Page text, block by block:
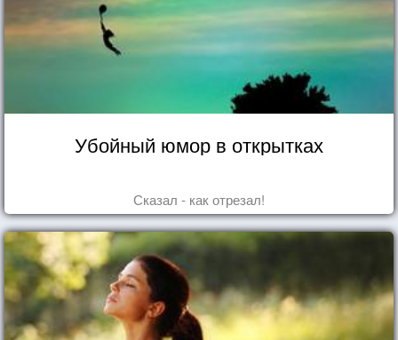
Убойный юмор в открытках
Сказал - как отрезал!